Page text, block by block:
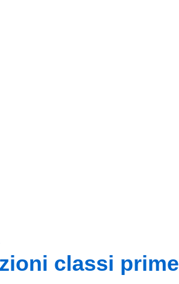
classi prime